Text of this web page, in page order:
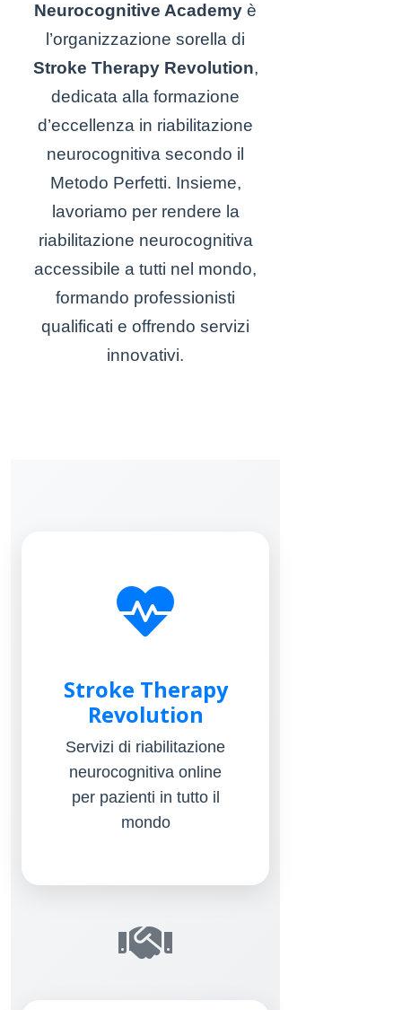
Neurocognitive Academy è
l’organizzazione sorella di
Stroke Therapy Revolution,
dedicata alla formazione
d’eccellenza in riabilitazione
neurocognitiva secondo il
Metodo Perfetti. Insieme,
lavoriamo per rendere la
riabilitazione neurocognitiva
accessibile a tutti nel mondo,
formando professionisti
qualificati e offrendo servizi
innovativi.
Stroke Therapy
Revolution
Servizi di riabilitazione
neurocognitiva online
per pazienti in tutto il
mondo